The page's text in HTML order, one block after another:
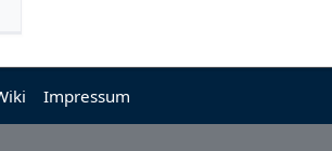
Impressum